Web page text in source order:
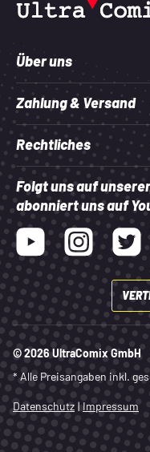
Über uns
Zahlung & Versand
Rechtliches
Folgt uns auf
abonniert uns auf
Youtube InstagramTwitter
© 2026 UltraComix GmbH
* Alle Preisangaben inkl.
Datenschutz | Impressum